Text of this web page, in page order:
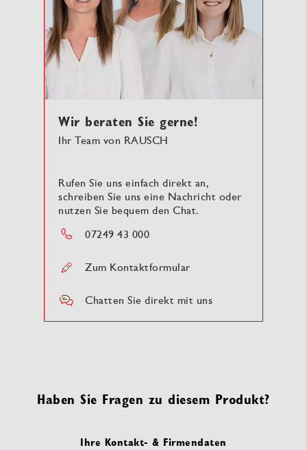
Wir beraten Sie gerne!
Ihr Team von RAUSCH
Rufen Sie uns einfach direkt an,
schreiben Sie uns eine Nachricht oder
nutzen Sie bequem den Chat.
07249 43 000
Zum Kontaktformular
Chatten Sie direkt mit uns
Haben Sie Fragen zu diesem Produkt?
Ihre Kontakt- & Firmendaten